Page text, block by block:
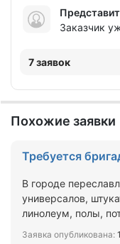
Заказчик
7 заявок
Похожие заявки
Требуется
В городе
универсалов,
линолеум, полы,
Заявка опубликована: